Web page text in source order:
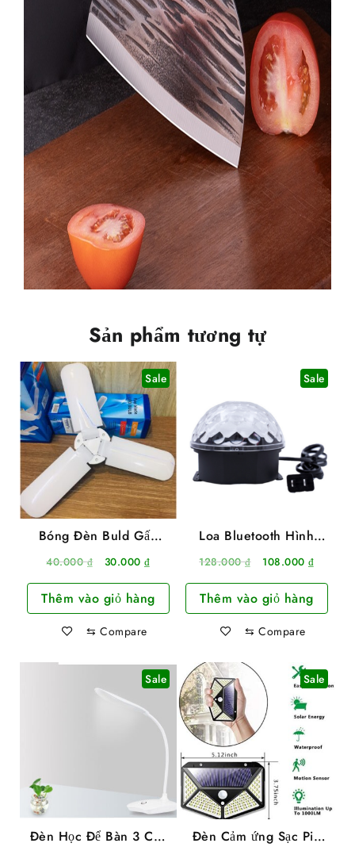
Sản phẩm tương tự
Sale
Bóng Đèn Buld Gấp
Gọn 3 Bóng Hình Cánh
Quạt 45W
40.000₫
Giá
là:
40.000 ₫.
30.000₫Giá
tại
là:
Thêm vào giỏ hàng
⇆ Compare
Sale
Loa Bluetooth Hình
Quả Cầu Chớp 7 Màu
Có Remote
128.000₫
Giá
là:
128.000 ₫.
108.000₫Giá
là:
Thêm vào giỏ hàng
⇆ Compare
Sale
Đèn Học Để Bàn 3 Chế
Sale
Đèn Cảm ứng Sạc Pin